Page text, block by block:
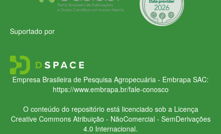
Suportado por
Empresa Brasileira de Pesquisa Agropecuária - Embrapa SAC:
https://www.embrapa.br/fale-conosco
O conteúdo do repositório está licenciado sob a Licença
Creative CommonsAtribuição - NãoComercial - SemDerivações
4.0 Internacional.